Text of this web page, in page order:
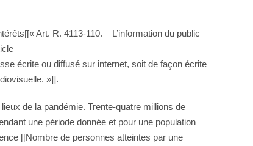
Art. R. 4113-110. – L’information du public
écrite ou diffusé sur internet, soit de façon écrite
»]].
de la pandémie. Trente-quatre millions de
une période donnée et pour une population
[[Nombre de personnes atteintes par une